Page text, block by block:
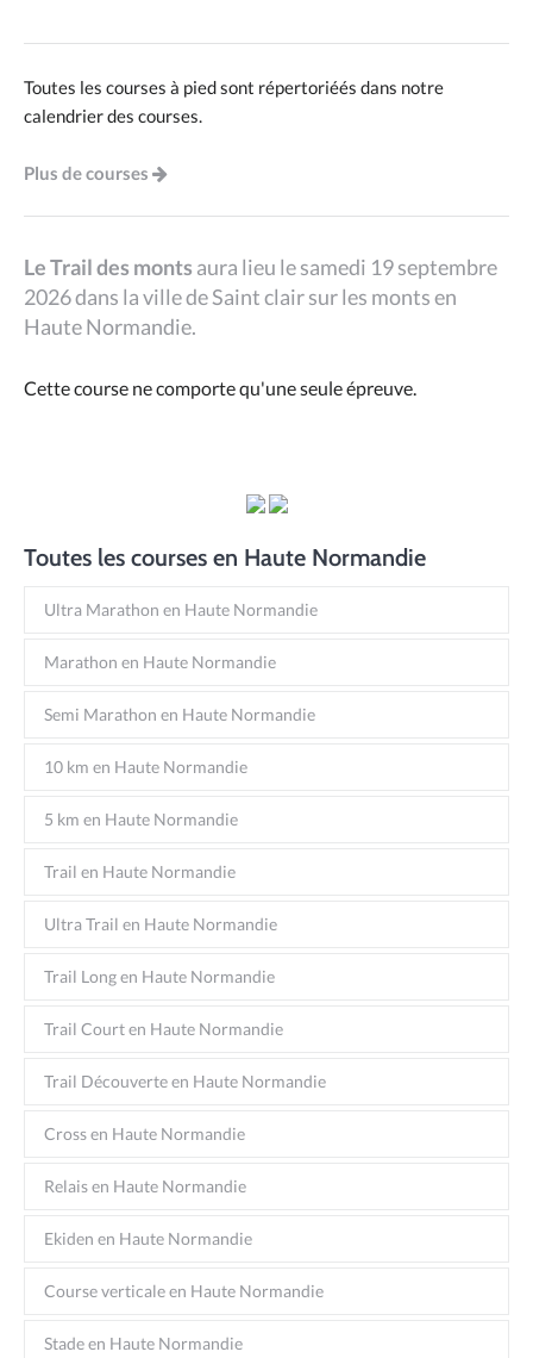
Toutes les courses à pied sont répertoriéés dans notre
calendrier des courses.
Plus de courses
Le Trail des monts aura lieu le samedi 19 septembre
2026 dans la ville de Saint clair sur les monts en
Haute Normandie.
Cette course ne comporte qu'une seule épreuve.
Toutes les courses en Haute Normandie
Ultra Marathon en Haute Normandie
Marathon en Haute Normandie
Semi Marathon en Haute Normandie
10 km en Haute Normandie
5 km en Haute Normandie
Trail en Haute Normandie
Ultra Trail en Haute Normandie
Trail Long en Haute Normandie
Trail Court en Haute Normandie
Trail Découverte en Haute Normandie
Cross en Haute Normandie
Relais en Haute Normandie
Ekiden en Haute Normandie
Course verticale en Haute Normandie
Stade en Haute Normandie